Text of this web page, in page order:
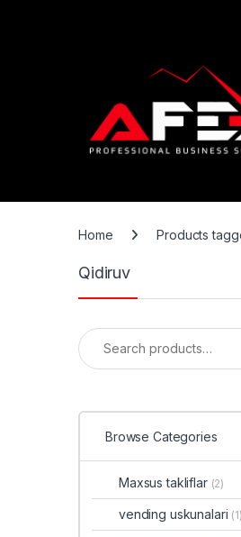
Home Products
Qidiruv
Search for:
Browse Categories
Maxsus takliflar (2)
vending uskunalari (1)